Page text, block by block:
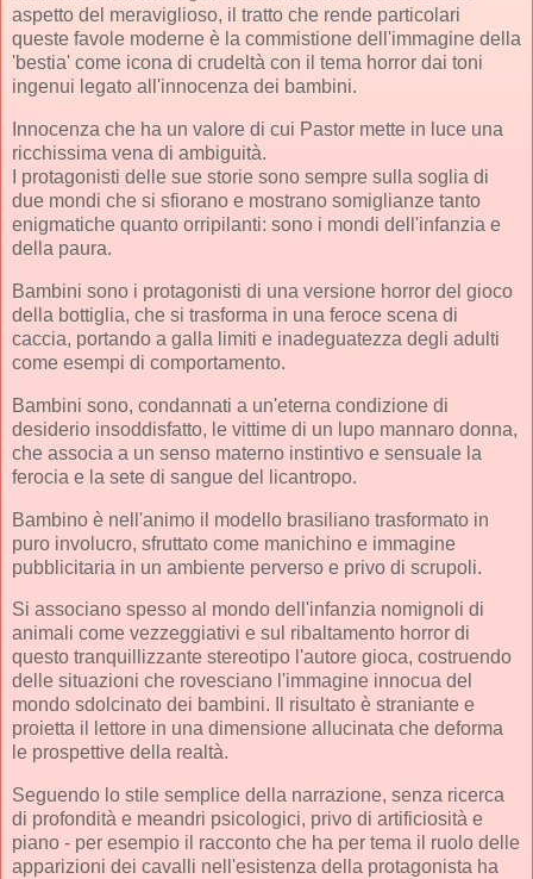
aspetto del meraviglioso, il tratto che rende particolari
queste favole moderne è la commistione dell'immagine della
'bestia' come icona di crudeltà con il tema horror dai toni
ingenui legato all'innocenza dei bambini.
Innocenza che ha un valore di cui Pastor mette in luce una
ricchissima vena di ambiguità.
I protagonisti delle sue storie sono sempre sulla soglia di
due mondi che si sfiorano e mostrano somiglianze tanto
enigmatiche quanto orripilanti: sono i mondi dell'infanzia e
della paura.
Bambini sono i protagonisti di una versione horror del gioco
della bottiglia, che si trasforma in una feroce scena di
caccia, portando a galla limiti e inadeguatezza degli adulti
come esempi di comportamento.
Bambini sono, condannati a un'eterna condizione di
desiderio insoddisfatto, le vittime di un lupo mannaro donna,
che associa a un senso materno instintivo e sensuale la
ferocia e la sete di sangue del licantropo.
Bambino è nell'animo il modello brasiliano trasformato in
puro involucro, sfruttato come manichino e immagine
pubblicitaria in un ambiente perverso e privo di scrupoli.
Si associano spesso al mondo dell'infanzia nomignoli di
animali come vezzeggiativi e sul ribaltamento horror di
questo tranquillizzante stereotipo l'autore gioca, costruendo
delle situazioni che rovesciano l'immagine innocua del
mondo sdolcinato dei bambini. Il risultato è straniante e
proietta il lettore in una dimensione allucinata che deforma
le prospettive della realtà.
Seguendo lo stile semplice della narrazione, senza ricerca
di profondità e meandri psicologici, privo di artificiosità e
piano - per esempio il racconto che ha per tema il ruolo delle
apparizioni dei cavalli nell'esistenza della protagonista ha